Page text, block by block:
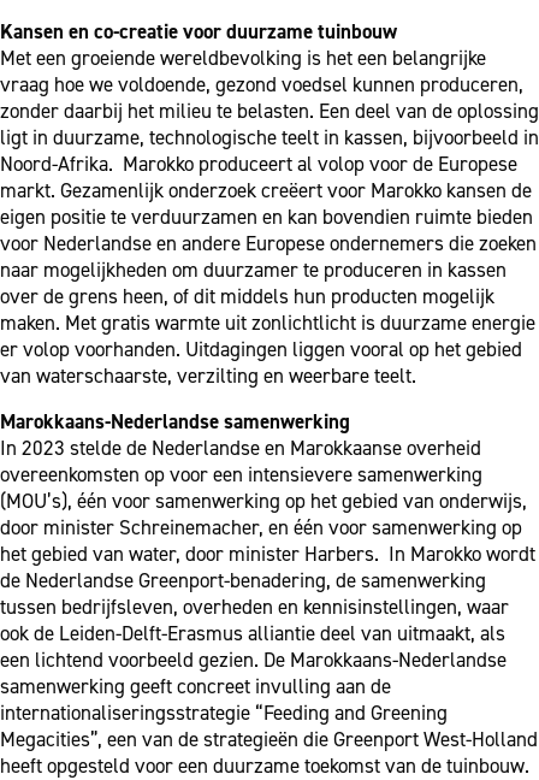
Kansen en co-creatie voor duurzame tuinbouw
Met een groeiende wereldbevolking is het een belangrijke
vraag hoe we voldoende, gezond voedsel kunnen produceren,
zonder daarbij het milieu te belasten. Een deel van de oplossing
ligt in duurzame, technologische teelt in kassen, bijvoorbeeld in
Noord-Afrika. Marokko produceert al volop voor de Europese
markt. Gezamenlijk onderzoek creëert voor Marokko kansen de
eigen positie te verduurzamen en kan bovendien ruimte bieden
voor Nederlandse en andere Europese ondernemers die zoeken
naar mogelijkheden om duurzamer te produceren in kassen
over de grens heen, of dit middels hun producten mogelijk
maken. Met gratis warmte uit zonlichtlicht is duurzame energie
er volop voorhanden. Uitdagingen liggen vooral op het gebied
van waterschaarste, verzilting en weerbare teelt.
Marokkaans-Nederlandse samenwerking
In 2023 stelde de Nederlandse en Marokkaanse overheid
overeenkomsten op voor een intensievere samenwerking
(MOU’s), één voor samenwerking op het gebied van onderwijs,
door minister Schreinemacher, en één voor samenwerking op
het gebied van water, door minister Harbers. In Marokko wordt
de Nederlandse Greenport-benadering, de samenwerking
tussen bedrijfsleven, overheden en kennisinstellingen, waar
ook de Leiden-Delft-Erasmus alliantie deel van uitmaakt, als
een lichtend voorbeeld gezien. De Marokkaans-Nederlandse
samenwerking geeft concreet invulling aan de
internationaliseringsstrategie “Feeding and Greening
Megacities”, een van de strategieën die Greenport West-Holland
heeft opgesteld voor een duurzame toekomst van de tuinbouw.